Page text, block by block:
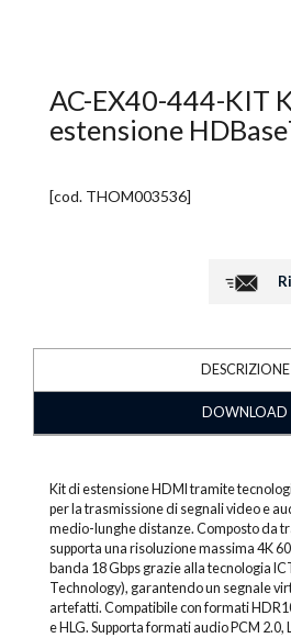
AC-EX40-444-KIT
estensione
[cod. THOM003536]
DESCRIZIONE
DOWNLOAD
Kit di estensione HDMI tramite
per la trasmissione di segnali video e
medio-lunghe distanze. Composto da
supporta una risoluzione massima 4K
banda 18 Gbps grazie alla tecnologia
Technology), garantendo un segnale
artefatti. Compatibile con formati
e HLG. Supporta formati audio PCM 2.0,